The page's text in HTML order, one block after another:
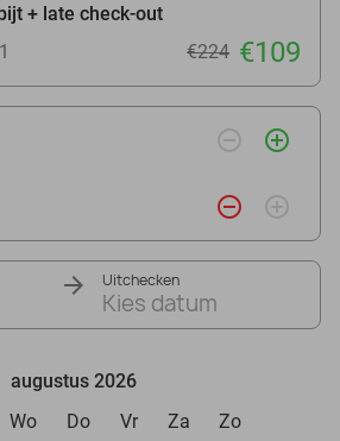
+ late check-out
€224 €109
remove_circle_outline add_circle_outline
remove_circle_outline add_circle_outline
Uitchecken
Kies datum
augustus 2026
Wo Do Vr Za Zo